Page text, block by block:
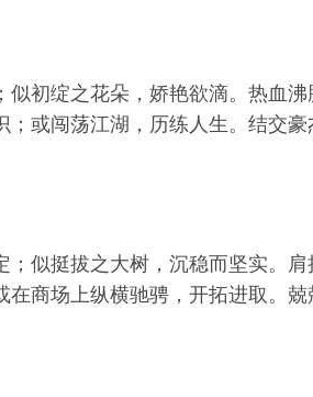
初绽之花朵，娇艳欲滴。热血
或闯荡江湖，历练人生。结交
似挺拔之大树，沉稳而坚实。
商场上纵横驰骋，开拓进取。